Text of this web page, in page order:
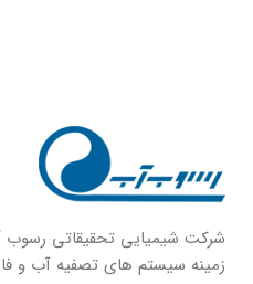
شركت شيميايى تحقیقاتی رسوب
زمينه سيستم هاى تصفيه آب و